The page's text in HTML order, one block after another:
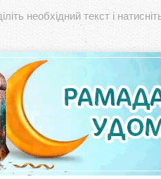
необхідний текст і